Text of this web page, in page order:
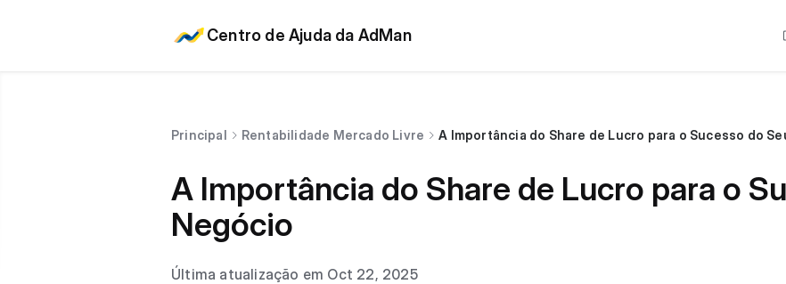
Centro de Ajuda da AdMan
Principal Rentabilidade Mercado Livre A Importância do Share de Lucro para o Sucesso do
A Importância do Share de Lucro para o
Negócio
Última atualização em Oct 22, 2025